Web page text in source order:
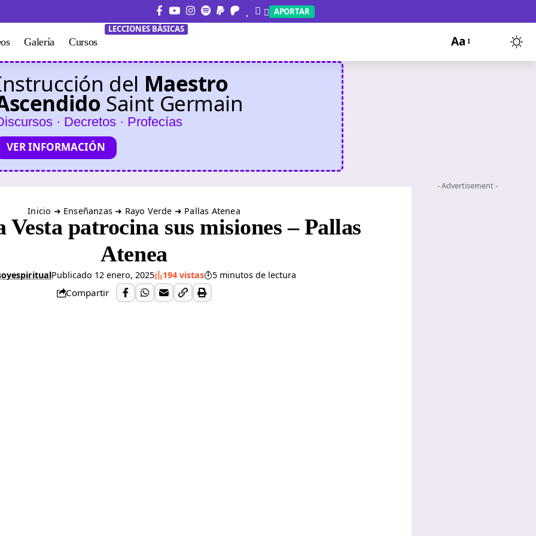
APORTAR
Galería Cursos
LECCIONES BÁSICAS
Aa
del Maestro
Saint Germain
· Decretos · Profecías
VER INFORMACIÓN
Inicio ➜ Enseñanzas ➜ Rayo Verde ➜ Pallas Atenea
Vesta patrocina sus misiones – Pallas
Atenea
Publicado 12 enero, 2025 194 vistas 5 minutos de lectura
Compartir
- Advertisement -